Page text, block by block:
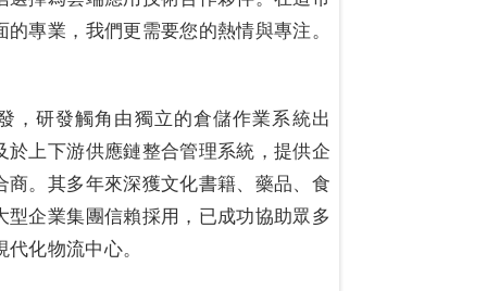
專業，我們更需要您的熱情與專注。
，研發觸角由獨立的倉儲作業系統出
上下游供應鏈整合管理系統，提供企
。其多年來深獲文化書籍、藥品、食
企業集團信賴採用，已成功協助眾多
化物流中心。